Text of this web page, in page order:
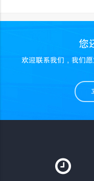
您
欢迎联系我们，我们